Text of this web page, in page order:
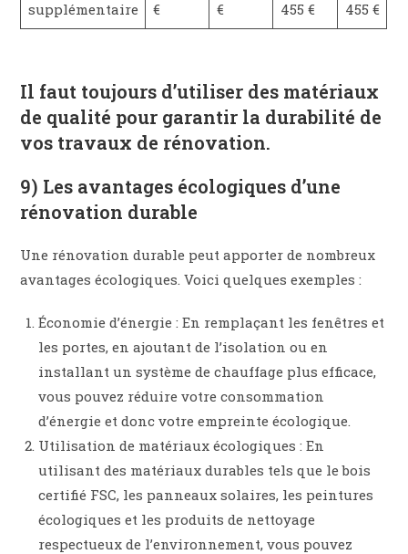
supplémentaire
€
€
455 €
455 €
Il faut toujours d’utiliser des matériaux
de qualité pour garantir la durabilité de
vos travaux de rénovation.
9) Les avantages écologiques d’une
rénovation durable
Une rénovation durable peut apporter de nombreux
avantages écologiques. Voici quelques exemples :
Économie d’énergie : En remplaçant les fenêtres et
les portes, en ajoutant de l’isolation ou en
installant un système de chauffage plus efficace,
vous pouvez réduire votre consommation
d’énergie et donc votre empreinte écologique.
Utilisation de matériaux écologiques : En
utilisant des matériaux durables tels que le bois
certifié FSC, les panneaux solaires, les peintures
écologiques et les produits de nettoyage
respectueux de l’environnement, vous pouvez